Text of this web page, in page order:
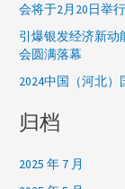
会将于2月20日举行
引爆银发经济新动
会圆满落幕
2024中国（河北
归档
2025 年 7 月